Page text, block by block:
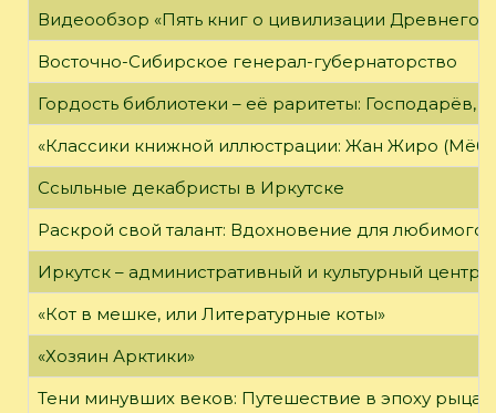
Видеообзор «Пять книг о цивилизации Древнего
Восточно-Сибирское генерал-губернаторство
Гордость библиотеки – её раритеты:
«Классики книжной иллюстрации: Жан Жиро
Ссыльные декабристы в Иркутске
Раскрой свой талант: Вдохновение для любимого
Иркутск – административный и культурный центр
«Кот в мешке, или Литературные коты»
«Хозяин Арктики»
Тени минувших веков: Путешествие в эпоху